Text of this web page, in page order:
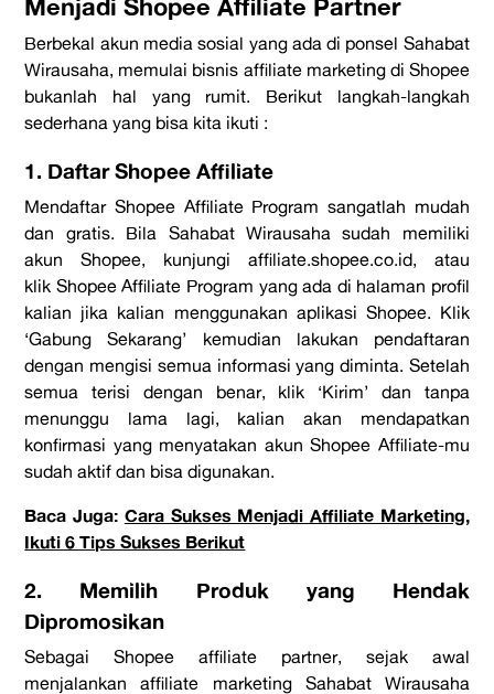
MenjadiShopee Affiliate Partner
Berbekal akun media sosial yang ada di ponsel Sahabat
Wirausaha, memulai bisnis affiliate marketingdi Shopee
bukanlah hal yang rumit. Berikut langkah-langkah
sederhana yang bisa kita ikuti :
1. Daftar Shopee Affiliate
MendaftarShopee Affiliate Program sangatlah mudah
dan gratis. Bila Sahabat Wirausaha sudah memiliki
akun Shopee, kunjungi affiliate.shopee.co.id, atau
klik Shopee Affiliate Program yang ada di halaman profil
kalian jika kalian menggunakan aplikasi Shopee. Klik
‘Gabung Sekarang’ kemudian lakukan pendaftaran
dengan mengisi semua informasi yang diminta. Setelah
semua terisi dengan benar, klik ‘Kirim’ dan tanpa
menunggu lama lagi, kalian akan mendapatkan
konfirmasi yang menyatakan akunShopee Affiliate-mu
sudah aktif dan bisa digunakan.
Baca Juga: Cara Sukses Menjadi Affiliate Marketing,
Ikuti 6 Tips Sukses Berikut
2. Memilih Produk yang Hendak
Dipromosikan
SebagaiShopee affiliate partner, sejak awal
menjalankanaffiliate marketingSahabat Wirausaha